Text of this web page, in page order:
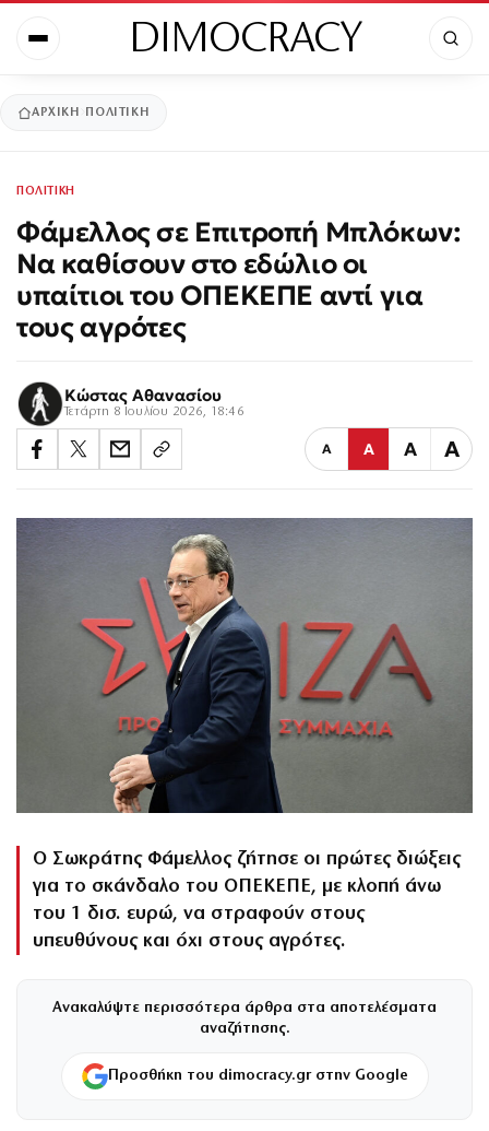
DIMOCRACY
ΑΡΧΙΚΉ ΠΟΛΙΤΙΚΗ
ΠΟΛΙΤΙΚΗ
Φάμελλος σε Επιτροπή Μπλόκων:
Να καθίσουν στο εδώλιο οι
υπαίτιοι του ΟΠΕΚΕΠΕ αντί για
τους αγρότες
Κώστας Αθανασίου
Τετάρτη 8 Ιουλίου 2026, 18:46
Α Α Α Α
Ο Σωκράτης Φάμελλος ζήτησε οι πρώτες διώξεις
για το σκάνδαλο του ΟΠΕΚΕΠΕ, με κλοπή άνω
του 1 δισ. ευρώ, να στραφούν στους
υπευθύνους και όχι στους αγρότες.
Ανακαλύψτε περισσότερα άρθρα στα αποτελέσματα
αναζήτησης.
Προσθήκη του dimocracy.gr στην Google